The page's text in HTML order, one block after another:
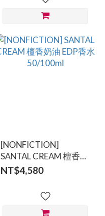
[NONFICTION]
SANTAL CREAM 檀香奶
油 EDP香水 50/100ml
NT$4,580